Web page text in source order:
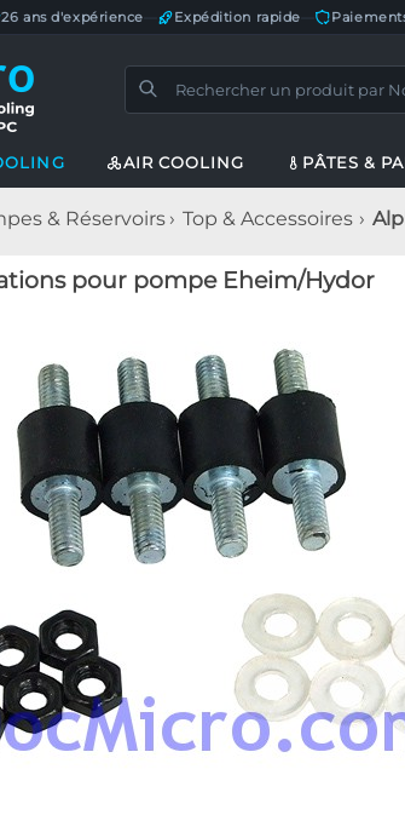
26 ans d'expérience Expédition rapide
AIR COOLING PÂTES &
& Réservoirs Top & Accessoires
pour pompe Eheim/Hydor